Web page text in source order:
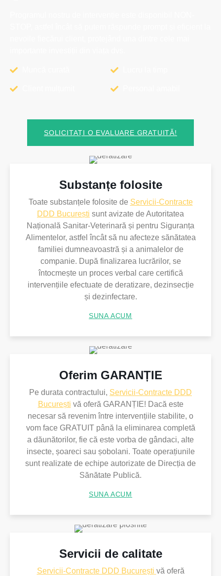
SOLICITAȚI O EVALUARE GRATUITĂ!
Substanțe folosite
Toate substanțele folosite de Servicii-Contracte
DDD București sunt avizate de Autoritatea
Națională Sanitar-Veterinară și pentru Siguranța
Alimentelor, astfel încât să nu afecteze sănătatea
familiei dumneavoastră și a animalelor de
companie. După finalizarea lucrărilor, se
întocmește un proces verbal care certifică
intervențiile efectuate de deratizare, dezinsecție
și dezinfectare.
SUNA ACUM
Oferim GARANȚIE
Pe durata contractului, Servicii-Contracte DDD
București vă oferă GARANȚIE! Dacă este
necesar să revenim între intervențiile stabilite, o
vom face GRATUIT până la eliminarea completă
a dăunătorilor, fie că este vorba de gândaci, alte
insecte, șoareci sau șobolani. Toate operațiunile
sunt realizate de echipe autorizate de Direcția de
Sănătate Publică.
SUNA ACUM
Servicii de calitate
Servicii-Contracte DDD București vă oferă